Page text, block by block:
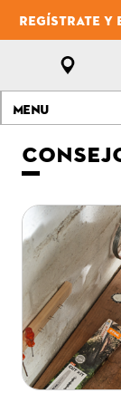
REGÍSTRATE Y
Menu